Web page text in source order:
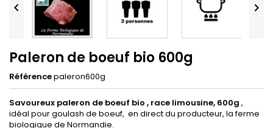
 
Paleron de boeuf bio 600g
Référencepaleron600g
Savoureux paleron de boeuf bio , race limousine, 600g ,
idéal pour goulash de boeuf, en direct du producteur, la ferme
biologique de Normandie.